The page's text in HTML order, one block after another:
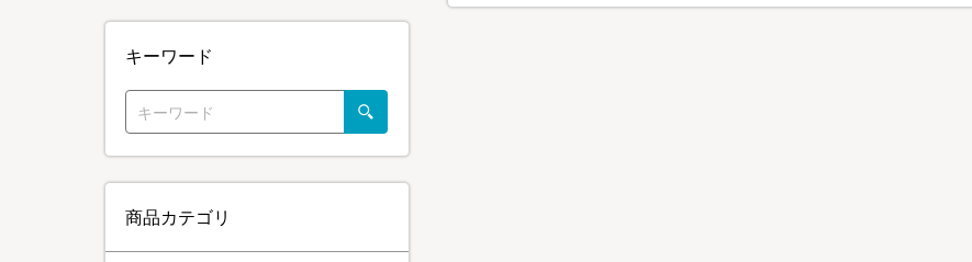
キーワード
商品カテゴリ